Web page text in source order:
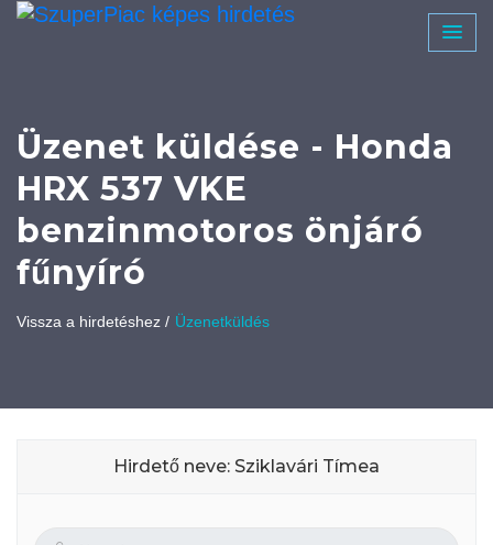
Üzenet küldése - Honda
HRX 537 VKE
benzinmotoros önjáró
fűnyíró
Vissza a hirdetéshez / Üzenetküldés
Hirdető neve: Sziklavári Tímea